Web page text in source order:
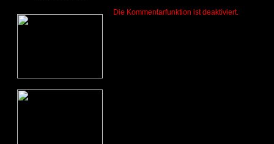
Die Kommentarfunktion ist deaktiviert.